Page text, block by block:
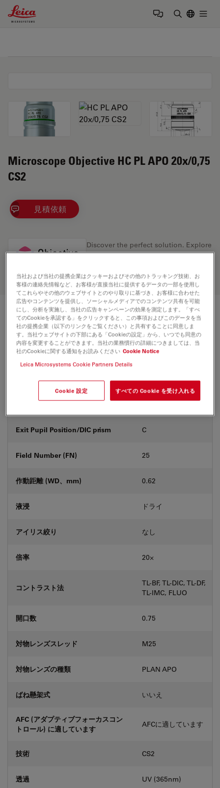
Leica Microsystems Logo
Microscope Objective HC PL APO 20x/0,75
CS2
見積依頼
Discover the perfect solution. Explore
ourObjective Finder, compare
your needs.
技術仕様
製品番号 11506517
補正環 (CORR) -
カバーガラス
Exit Pupil Position/DIC prism C
Field Number (FN) 25
作動距離 (WD、mm) 0.62
液浸 ドライ
アイリス絞り なし
倍率 20⨉
コントラスト法
TL-BF, TL-DIC, TL-DF,
TL-IMC, FLUO
開口数 0.75
対物レンズスレッド M25
対物レンズの種類 PLAN APO
ばね懸架式 いいえ
AFC (アダプティブフォーカスコン
トロール) に適しています
AFCに適しています
技術 CS2
透過 UV (365nm)
当社および当社の提携企業はクッキーおよびその他のトラッキング技術、お
客様の連絡先情報など、お客様が直接当社に提供するデータの一部を使用し
てこれらやその他のウェブサイトとのやり取りに基づき、お客様に合わせた
広告やコンテンツを提供し、ソーシャルメディアでのコンテンツ共有を可能
にし、分析を実施し、当社の広告キャンペーンの効果を測定します。「すべ
てのCookieを承認する」をクリックすると、この事項およびこのデータを当
社の提携企業（以下のリンクをご覧ください）と共有することに同意しま
す。当社ウェブサイトの下部にある「Cookieの設定」から、いつでも同意の
内容を変更することができます。当社の業務慣行の詳細につきましては、当
社のCookieに関する通知をお読みください Cookie Notice
Leica Microsystems Cookie Partners Details
Cookie 設定 すべての Cookie を受け入れる